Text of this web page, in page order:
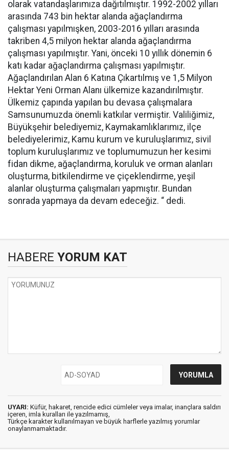
olarak vatandaşlarımıza dağıtılmıştır. 1992-2002 yılları
arasında 743 bin hektar alanda ağaçlandırma
çalışması yapılmışken, 2003-2016 yılları arasında
takriben 4,5 milyon hektar alanda ağaçlandırma
çalışması yapılmıştır. Yani, önceki 10 yıllık dönemin 6
katı kadar ağaçlandırma çalışması yapılmıştır.
Ağaçlandırılan Alan 6 Katına Çıkartılmış ve 1,5 Milyon
Hektar Yeni Orman Alanı ülkemize kazandırılmıştır.
Ülkemiz çapında yapılan bu devasa çalışmalara
Samsunumuzda önemli katkılar vermiştir. Valiliğimiz,
Büyükşehir belediyemiz, Kaymakamlıklarımız, ilçe
belediyelerimiz, Kamu kurum ve kuruluşlarımız, sivil
toplum kuruluşlarımız ve toplumumuzun her kesimi
fidan dikme, ağaçlandırma, koruluk ve orman alanları
oluşturma, bitkilendirme ve çiçeklendirme, yeşil
alanlar oluşturma çalışmaları yapmıştır. Bundan
sonrada yapmaya da devam edeceğiz. “ dedi.
HABERE YORUM KAT
UYARI: Küfür, hakaret, rencide edici cümleler veya imalar, inançlara saldırı
içeren, imla kuralları ile yazılmamış,
Türkçe karakter kullanılmayan ve büyük harflerle yazılmış yorumlar
onaylanmamaktadır.